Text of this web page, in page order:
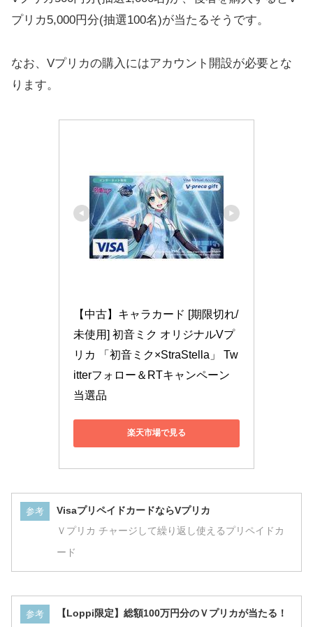
プリカ5,000円分(抽選100名)が当たるそうです。
なお、Vプリカの購入にはアカウント開設が必要とな
ります。
【中古】キャラカード [期限切れ/
未使用] 初音ミク オリジナルVプ
リカ 「初音ミク×StraStella」 Tw
itterフォロー＆RTキャンペーン
当選品
楽天市場で見る
参考 VisaプリペイドカードならVプリカ
Ｖプリカ チャージして繰り返し使えるプリペイドカ
ード
参考 【Loppi限定】総額100万円分のＶプリカが当たる！